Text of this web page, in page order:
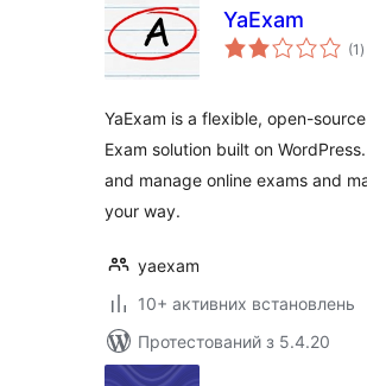
YaExam
(1 )
YaExam is a flexible, open-
Exam solution built on
and manage online exams and
your way.
yaexam
10+ активних встановлень
Протестований з 5.4.20